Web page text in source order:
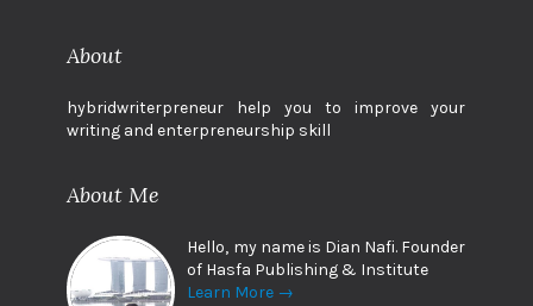
About
hybridwriterpreneur help you to improve your
writing and enterpreneurship skill
About Me
Hello, my name is Dian Nafi. Founder
of Hasfa Publishing & Institute
Learn More →